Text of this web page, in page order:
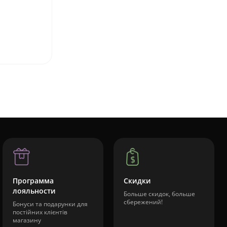
Программа
лояльности
Бонуси та подарунки для
постійних клієнтів
магазину
Скидки
Больше скидок, больше
сбережений!